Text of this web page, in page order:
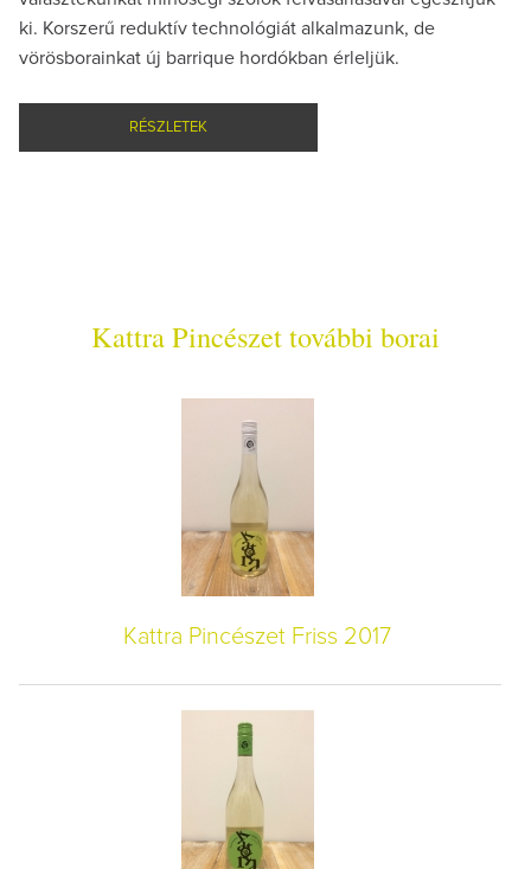
ki. Korszerű reduktív technológiát alkalmazunk, de
vörösborainkat új barrique hordókban érleljük.
RÉSZLETEK
Kattra Pincészet további borai
Kattra Pincészet Friss 2017